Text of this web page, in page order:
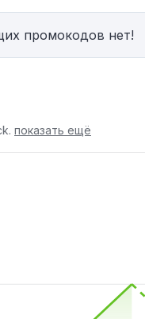
промокодов нет!
показать ещё